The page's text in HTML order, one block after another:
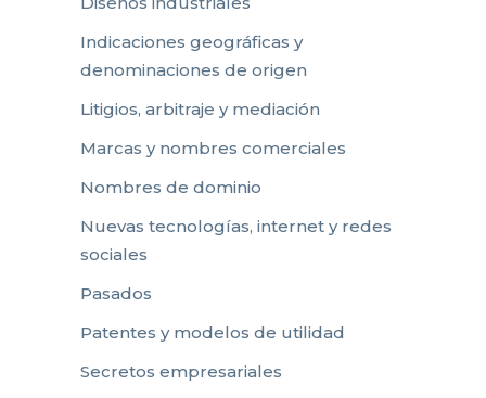
Indicaciones geográficas y
denominaciones de origen
Litigios, arbitraje y mediación
Marcas y nombres comerciales
Nombres de dominio
Nuevas tecnologías, internet y redes
sociales
Pasados
Patentes y modelos de utilidad
Secretos empresariales